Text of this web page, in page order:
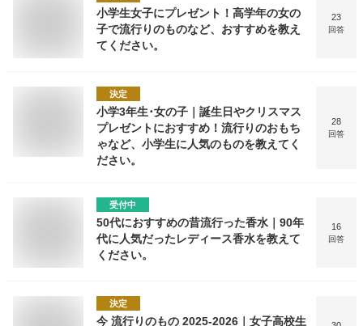
小学生女子にプレゼント！高学年の女の
子で流行りのものなど、おすすめを教え
てください。
23
回答
決定
小学3年生･女の子｜誕生日やクリスマス
プレゼントにおすすめ！流行りのおもち
ゃなど、小学生に人気のものを教えてく
ださい。
28
回答
受付中
50代におすすめの昔流行った香水｜90年
代に人気だったレディース香水を教えて
ください。
16
回答
決定
今 流行りのもの 2025-2026｜女子高校生